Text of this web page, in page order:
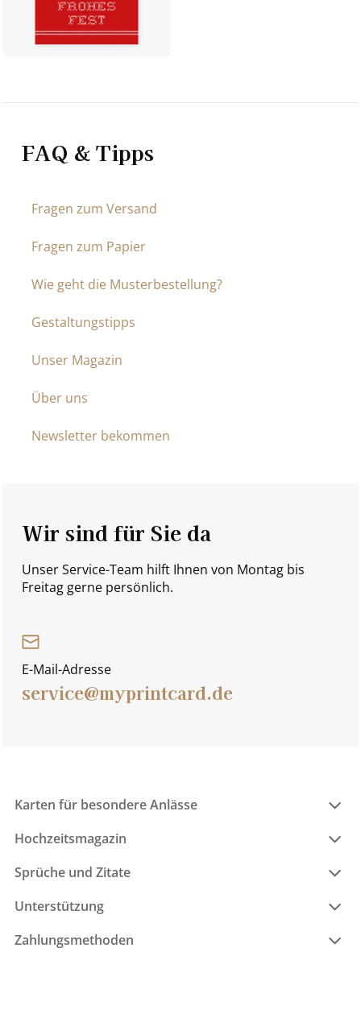
FAQ & Tipps
Fragen zum Versand
Fragen zum Papier
Wie geht die Musterbestellung?
Gestaltungstipps
Unser Magazin
Über uns
Newsletter bekommen
Wir sind für Sie da
Unser Service-Team hilft Ihnen von Montag bis
Freitag gerne persönlich.
E-Mail-Adresse
service@myprintcard.de
Karten für besondere Anlässe
Hochzeitsmagazin
Sprüche und Zitate
Unterstützung
Zahlungsmethoden